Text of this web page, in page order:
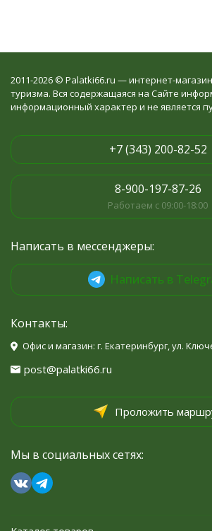
2011-2026 © Palatki66.ru — интернет-
туризма. Вся содержащаяся на Сайте
информационный характер и не является
+7 (343) 200-82-52
8-900-197-87-26
Работаем с 09:00-18:00
Написать в мессенджеры:
Написать в
Контакты:
Офис и магазин: г. Екатеринбург, ул.
post@palatki66.ru
Проложить
Мы в социальных сетях: